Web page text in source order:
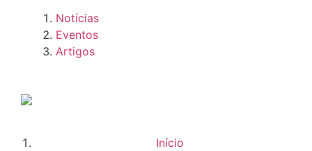
Notícias
Eventos
Artigos
Início